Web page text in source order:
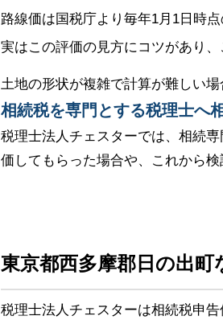
路線価は国税庁より毎年1月1日時
実はこの評価の見方にコツがあり
土地の形状が複雑で計算が難しい
相続税を専門とする税理士へ
税理士法人チェスターでは、相続
価してもらった場合や、これから
東京都西多摩郡日の出
税理士法人チェスターは相続税申